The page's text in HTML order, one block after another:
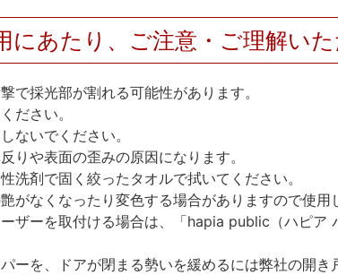
にあたり、ご注意・ご理解い
採光部が割れる可能性があります。
ださい。
ないでください。
や表面の歪みの原因になります。
剤で固く絞ったタオルで拭いてください。
なくなったり変色する場合がありますので使用
ザーを取付ける場合は、「hapia public（ハピア
を、ドアが閉まる勢いを緩めるには弊社の開き